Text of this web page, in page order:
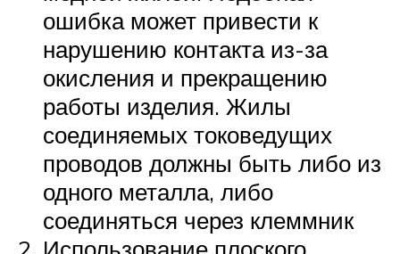
ошибка может привести к
нарушению контакта из-за
окисления и прекращению
работы изделия. Жилы
соединяемых токоведущих
проводов должны быть либо из
одного металла, либо
соединяться через клеммник